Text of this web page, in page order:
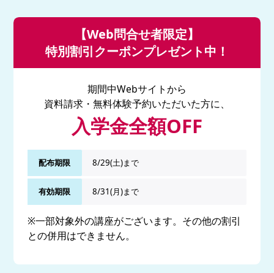
【Web問合せ者限定】
特別割引クーポンプレゼント中！
期間中Webサイトから
資料請求・無料体験予約いただいた方に、
入学金全額OFF
配布期限 8/29(土)まで
有効期限 8/31(月)まで
※一部対象外の講座がございます。その他の割引
との併用はできません。